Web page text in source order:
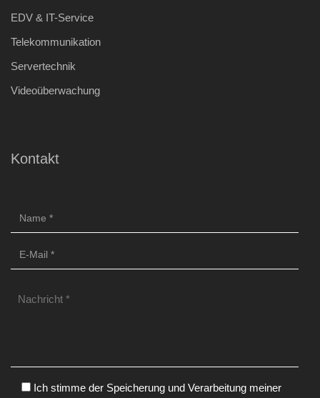
EDV & IT-Service
Telekommunikation
Servertechnik
Videoüberwachung
Kontakt
Ich stimme der Speicherung und Verarbeitung meiner